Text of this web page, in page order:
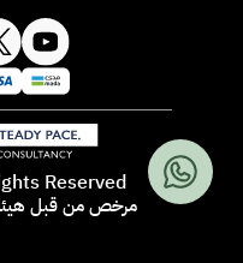
Reserved
مرخص من قبل هيئة